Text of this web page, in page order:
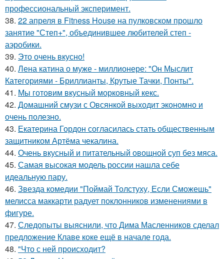
профессиональный эксперимент.
38. 22 апреля в Fitness House на пулковском прошло
занятие "Степ+", объединившее любителей степ -
аэробики.
39. Это очень вкусно!
40. Лена катина о муже - миллионере: "Он Мыслит
Категориями - Бриллианты, Крутые Тачки, Понты".
41. Мы готовим вкусный морковный кекс.
42. Домашний смузи с Овсянкой выходит экономно и
очень полезно.
43. Екатерина Гордон согласилась стать общественным
защитником Артёма чекалина.
44. Очень вкусный и питательный овощной суп без мяса.
45. Самая высокая модель россии нашла себе
идеальную пару.
46. Звезда комедии "Поймай Толстуху, Если Сможешь"
мелисса маккарти радует поклонников изменениями в
фигуре.
47. Следопыты выяснили, что Дима Масленников сделал
предложение Клаве коке ещё в начале года.
48. "Что с ней происходит?